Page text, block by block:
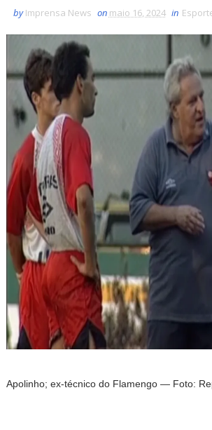
by Imprensa News on maio 16, 2024 in
Apolinho; ex-técnico do Flamengo — Foto: